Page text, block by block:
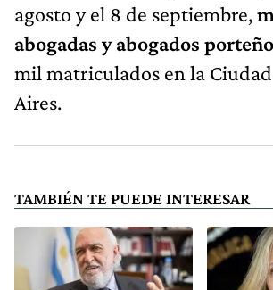
agosto y el 8 de septiembre,
abogadas y abogados
mil matriculados en la
Aires.
TAMBIÉN TE PUEDE INTERESAR